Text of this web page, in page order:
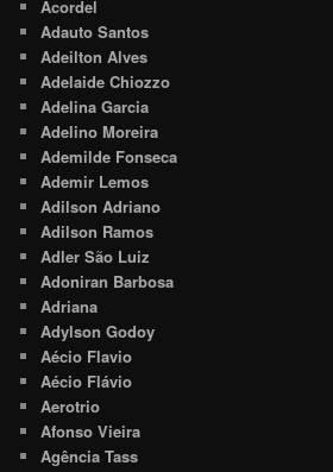
Acordel
Adauto Santos
Adeilton Alves
Adelaide Chiozzo
Adelina Garcia
Adelino Moreira
Ademilde Fonseca
Ademir Lemos
Adilson Adriano
Adilson Ramos
Adler São Luiz
Adoniran Barbosa
Adriana
Adylson Godoy
Aécio Flavio
Aécio Flávio
Aerotrio
Afonso Vieira
Agência Tass